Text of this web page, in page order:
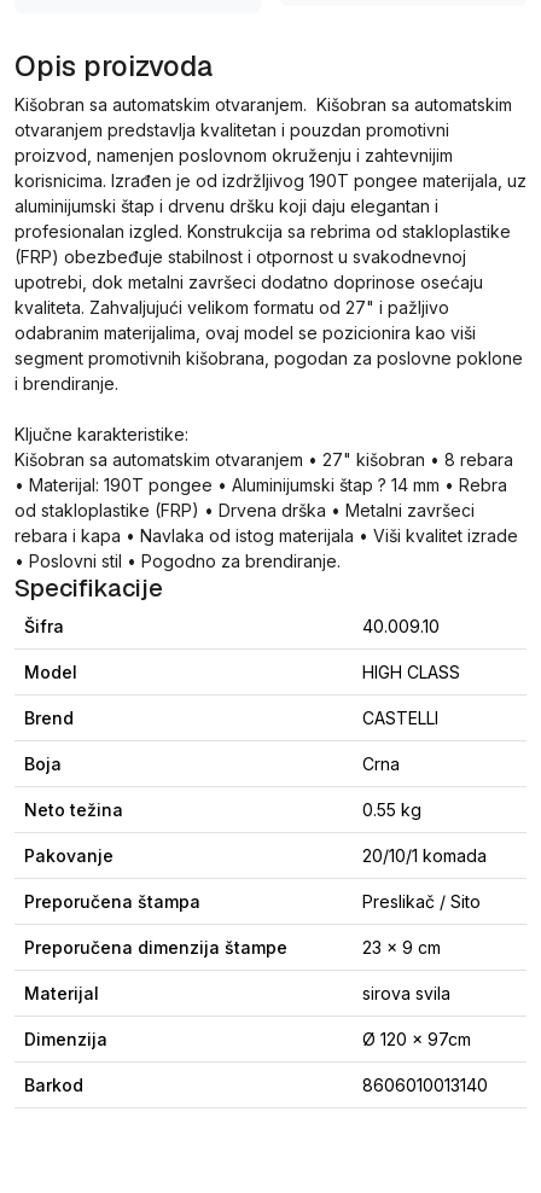
Opis proizvoda
Kišobran sa automatskim otvaranjem. Kišobran sa automatskim
otvaranjem predstavlja kvalitetan i pouzdan promotivni
proizvod, namenjen poslovnom okruženju i zahtevnijim
korisnicima. Izrađen je od izdržljivog 190T pongee materijala, uz
aluminijumski štap i drvenu dršku koji daju elegantan i
profesionalan izgled. Konstrukcija sa rebrima od stakloplastike
(FRP) obezbeđuje stabilnost i otpornost u svakodnevnoj
upotrebi, dok metalni završeci dodatno doprinose osećaju
kvaliteta. Zahvaljujući velikom formatu od 27" i pažljivo
odabranim materijalima, ovaj model se pozicionira kao viši
segment promotivnih kišobrana, pogodan za poslovne poklone
i brendiranje.
Ključne karakteristike:
Kišobran sa automatskim otvaranjem • 27" kišobran • 8 rebara
• Materijal: 190T pongee • Aluminijumski štap ? 14 mm • Rebra
od stakloplastike (FRP) • Drvena drška • Metalni završeci
rebara i kapa • Navlaka od istog materijala • Viši kvalitet izrade
• Poslovni stil • Pogodno za brendiranje.
Specifikacije
Šifra 40.009.10
Model HIGH CLASS
Brend CASTELLI
Boja Crna
Neto težina 0.55 kg
Pakovanje 20/10/1 komada
Preporučena štampa Preslikač / Sito
Preporučena dimenzija štampe 23 x 9 cm
Materijal sirova svila
Dimenzija Ø 120 x 97cm
Barkod 8606010013140